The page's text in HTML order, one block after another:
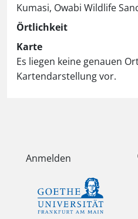
Kumasi, Owabi Wildlife
Örtlichkeit
Karte
Es liegen keine genauen
Kartendarstellung vor.
Anmelden